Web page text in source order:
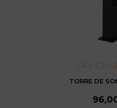
SKY
TORRE DE